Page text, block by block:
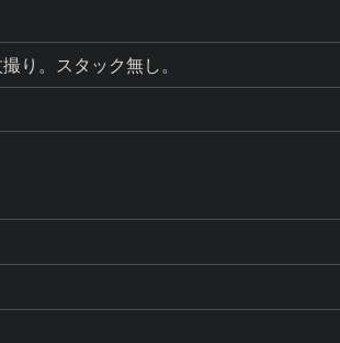
り。スタック無し。